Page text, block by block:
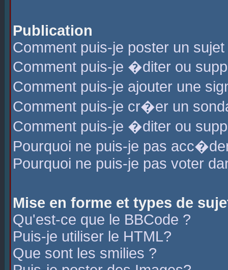
Publication
Comment puis-je poster un
Comment puis-je �diter ou
Comment puis-je ajouter une
Comment puis-je cr�er un
Comment puis-je �diter ou
Pourquoi ne puis-je pas
Pourquoi ne puis-je pas voter
Mise en forme et types de
Qu'est-ce que le BBCode ?
Puis-je utiliser le HTML?
Que sont les smilies ?